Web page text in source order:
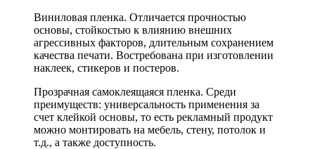
Виниловая пленка. Отличается прочностью
основы, стойкостью к влиянию внешних
агрессивных факторов, длительным сохранением
качества печати. Востребована при изготовлении
наклеек, стикеров и постеров.
Прозрачная самоклеящаяся пленка. Среди
преимуществ: универсальность применения за
счет клейкой основы, то есть рекламный продукт
можно монтировать на мебель, стену, потолок и
т.д., а также доступность.